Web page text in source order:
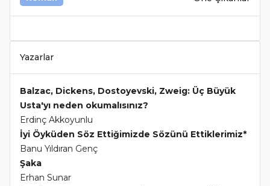
Yazarlar
Balzac, Dickens, Dostoyevski, Zweig: Üç Büyük
Usta'yı neden okumalısınız?
Erdinç Akkoyunlu
İyi Öyküden Söz Ettiğimizde Sözünü Ettiklerimiz*
Banu Yıldıran Genç
Şaka
Erhan Sunar